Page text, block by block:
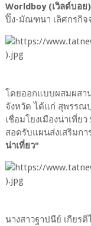
Worldboy (เวิลด์บอย
ปิ๊ง-มัณฑนา เลิศกรกิ
โดยออกแบบผสมผสา
จังหวัด ได้แก่ สุพรรณ
เชื่อมโยงเมืองน่าเที่ย
สอดรับแผนส่งเสริมก
น่าเที่ยว"
นางสาวฐาปนีย์ เกียร